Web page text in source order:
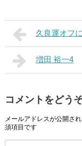
久良運オフ
増田 裕一4
コメントをどう
メールアドレスが公開さ
須項目です